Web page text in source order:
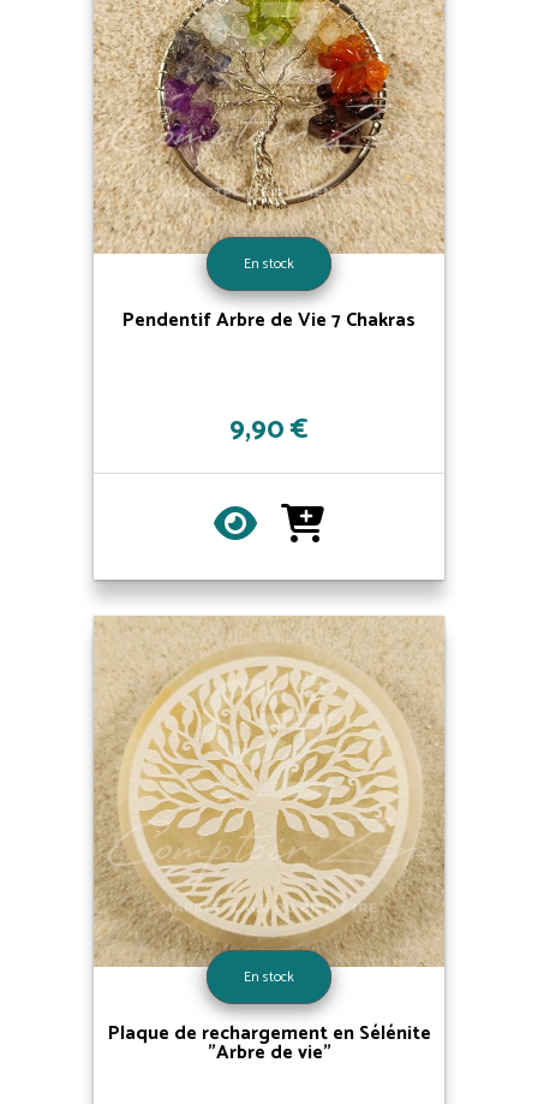
En stock
Pendentif Arbre de Vie 7 Chakras
9,90 €
En stock
Plaque de rechargement en Sélénite
"Arbre de vie"